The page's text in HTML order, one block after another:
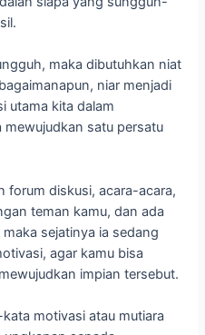
sejatinya ia sedang
agar kamu bisa
motivasi atau mutiara
senada
senang kemudian. Yang
keinginan, kita meski
kita mampu.
impian, cita-cita yang